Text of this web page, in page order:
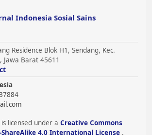
Indonesia Sosial Sains
Residence Blok H1, Sendang, Kec.
Jawa Barat 45611
licensed under a Creative Commons
4.0 International License .